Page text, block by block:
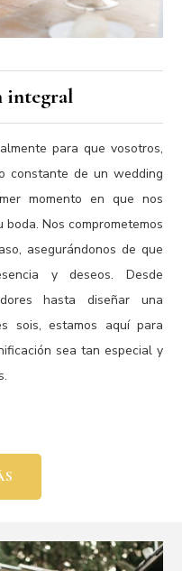
integral
para que vosotros,
constante de un wedding
momento en que nos
Nos comprometemos
asegurándonos de que
y deseos. Desde
hasta diseñar una
sois, estamos aquí para
sea tan especial y